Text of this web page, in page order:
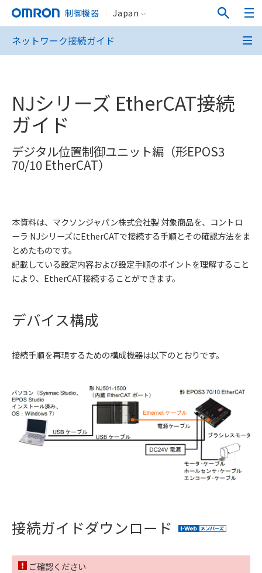
制御機器 Japan
ネットワーク接続ガイド
NJシリーズ EtherCAT接続
ガイド
デジタル位置制御ユニット編（形EPOS3
70/10 EtherCAT）
本資料は、マクソンジャパン株式会社製 対象商品を、コントロ
ーラ NJシリーズにEtherCATで接続する手順とその確認方法をま
とめたものです。
記載している設定内容および設定手順のポイントを理解すること
により、EtherCAT接続することができます。
デバイス構成
接続手順を再現するための構成機器は以下のとおりです。
接続ガイドダウンロード
ご確認ください